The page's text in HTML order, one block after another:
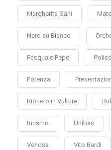
Margherita Sarli
Nero su Bianco
Pasquale Pepe
Potenza
Rionero in Vulture
turismo Unibas
Venosa Vito Bardi